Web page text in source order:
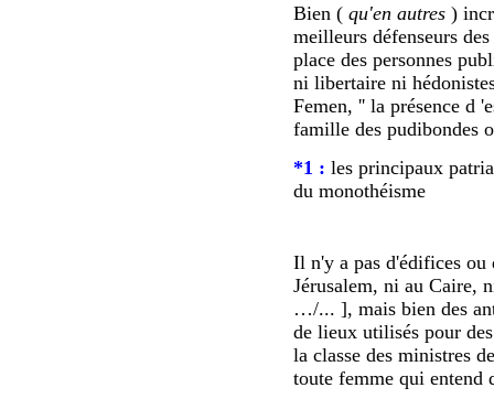
Bien ( qu'en autres )
meilleurs défenseurs des
place des personnes
ni libertaire ni
Femen, '' la présence d
famille des pudibondes
*1 : les principaux
du monothéisme
Il n'y a pas d'édifices ou
Jérusalem, ni au Caire,
…/... ], mais bien des
de lieux utilisés pour
la classe des ministres
toute femme qui entend